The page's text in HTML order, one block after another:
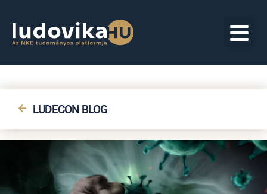
LUDECON BLOG